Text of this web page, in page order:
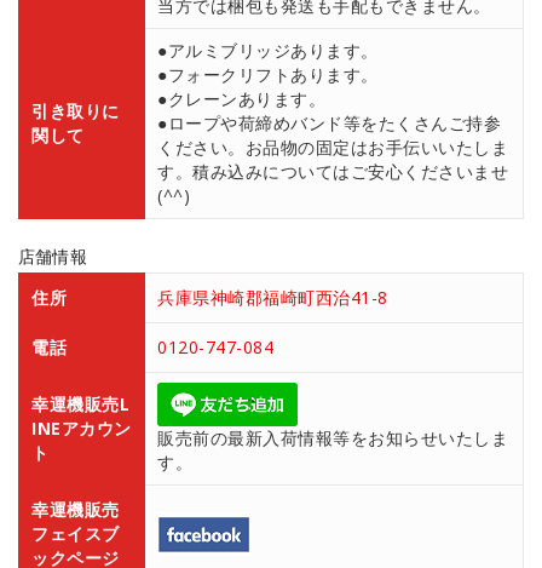
当方では梱包も発送も手配もできません。
引き取りに
関して
●アルミブリッジあります。
●フォークリフトあります。
●クレーンあります。
●ロープや荷締めバンド等をたくさんご持参
ください。お品物の固定はお手伝いいたしま
す。積み込みについてはご安心くださいませ
(^^)
店舗情報
住所
兵庫県神崎郡福崎町西治41-8
電話 0120-747-084
幸運機販売L
INEアカウン
ト
販売前の最新入荷情報等をお知らせいたしま
す。
幸運機販売
フェイスブ
ックページ